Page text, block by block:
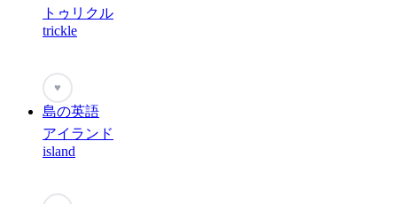
トゥリクル
trickle
♥
島の英語
アイランド
island